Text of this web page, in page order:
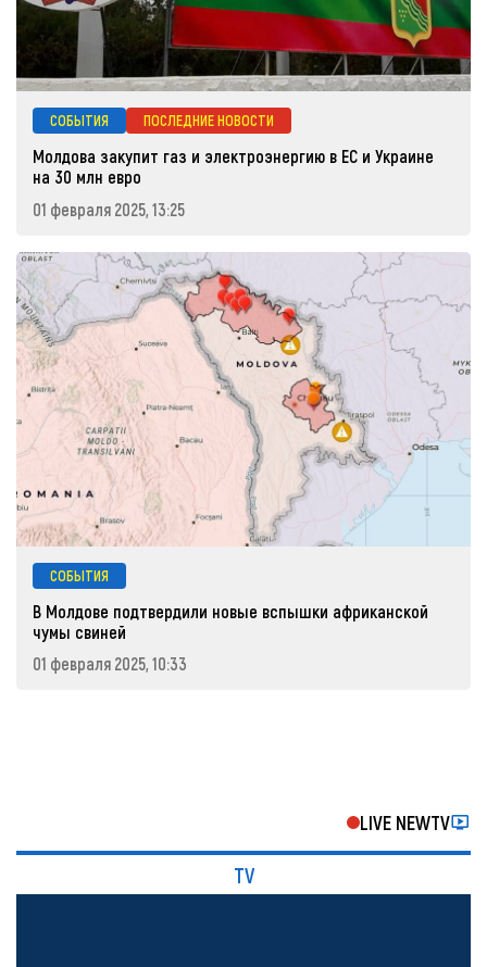
СОБЫТИЯ ПОСЛЕДНИЕ НОВОСТИ
Молдова закупит газ и электроэнергию в ЕС и Украине
на 30 млн евро
01 февраля 2025, 13:25
СОБЫТИЯ
В Молдове подтвердили новые вспышки африканской
чумы свиней
01 февраля 2025, 10:33
LIVE NEWTV
TV